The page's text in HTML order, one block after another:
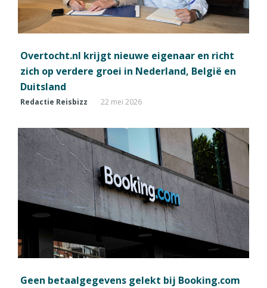
Overtocht.nl krijgt nieuwe eigenaar en richt
zich op verdere groei in Nederland, België en
Duitsland
Redactie Reisbizz 22 mei 2026
Geen betaalgegevens gelekt bij Booking.com